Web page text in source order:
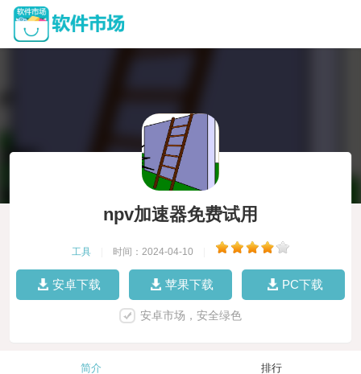
npv加速器免费试用
工具 时间：2024-04-10
安卓下载 苹果下载 PC下载
安卓市场，安全绿色
简介 排行